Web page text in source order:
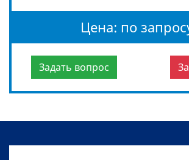
Цена: по
Задать вопрос